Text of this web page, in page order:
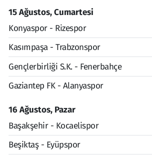
15 Ağustos, Cumartesi
Konyaspor - Rizespor
Kasımpaşa - Trabzonspor
Gençlerbirliği S.K. - Fenerbahçe
Gaziantep FK - Alanyaspor
16 Ağustos, Pazar
Başakşehir - Kocaelispor
Beşiktaş - Eyüpspor